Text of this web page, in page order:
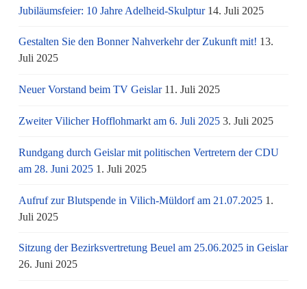
Jubiläumsfeier: 10 Jahre Adelheid-Skulptur 14. Juli 2025
Gestalten Sie den Bonner Nahverkehr der Zukunft mit! 13.
Juli 2025
Neuer Vorstand beim TV Geislar 11. Juli 2025
Zweiter Vilicher Hofflohmarkt am 6. Juli 2025 3. Juli 2025
Rundgang durch Geislar mit politischen Vertretern der CDU
am 28. Juni 2025 1. Juli 2025
Aufruf zur Blutspende in Vilich-Müldorf am 21.07.2025 1.
Juli 2025
Sitzung der Bezirksvertretung Beuel am 25.06.2025 in Geislar
26. Juni 2025